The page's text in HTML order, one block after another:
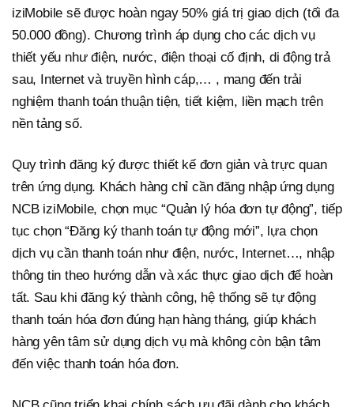
iziMobile sẽ được hoàn ngay 50% giá trị giao dịch (tối đa
50.000 đồng). Chương trình áp dụng cho các dịch vụ
thiết yếu như điện, nước, điện thoại cố định, di động trả
sau, Internet và truyền hình cáp,… , mang đến trải
nghiệm thanh toán thuận tiện, tiết kiệm, liền mạch trên
nền tảng số.
Quy trình đăng ký được thiết kế đơn giản và trực quan
trên ứng dụng. Khách hàng chỉ cần đăng nhập ứng dụng
NCB iziMobile, chọn mục “Quản lý hóa đơn tự động”, tiếp
tục chọn “Đăng ký thanh toán tự động mới”, lựa chọn
dịch vụ cần thanh toán như điện, nước, Internet…, nhập
thông tin theo hướng dẫn và xác thực giao dịch để hoàn
tất. Sau khi đăng ký thành công, hệ thống sẽ tự động
thanh toán hóa đơn đúng hạn hàng tháng, giúp khách
hàng yên tâm sử dụng dịch vụ mà không còn bận tâm
đến việc thanh toán hóa đơn.